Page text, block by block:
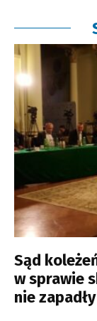
Sąd
w sprawie
nie